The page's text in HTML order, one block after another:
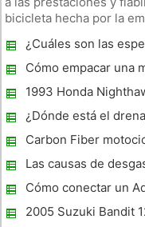
bicicleta hecha por la
el motor, primaria, y los
¿Cuáles son las
Kawasaki Ninja 1000
Cómo empacar una
1993 Honda
Especificaciones
¿Dónde está el
encuentra en una
Carbon Fiber
motocicleta Marcos
Las causas de
Neumáticos
Cómo conectar un
un casco de la
2005 Suzuki Bandit